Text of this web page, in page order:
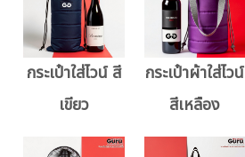
กระเป๋าใส่ไวน์ สี
เขียว
กระเป๋าผ้าใส่ไวน์
สีเหลือง